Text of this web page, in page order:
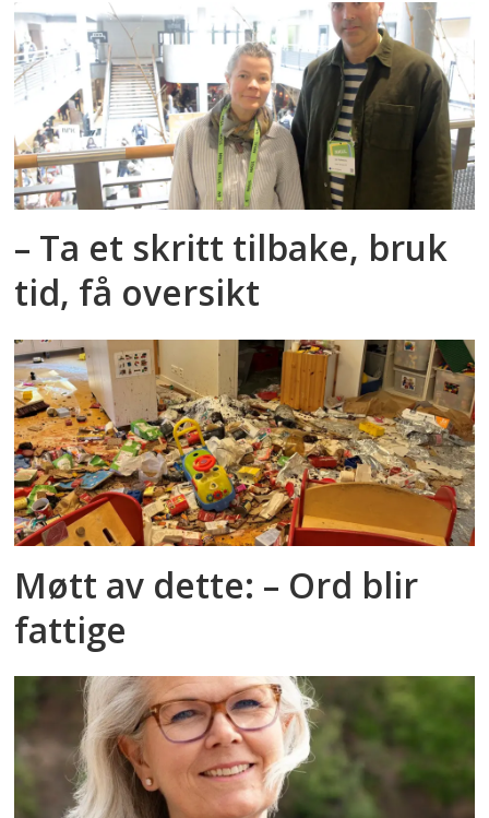
– Ta et skritt tilbake, bruk
tid, få oversikt
Møtt av dette: – Ord blir
fattige